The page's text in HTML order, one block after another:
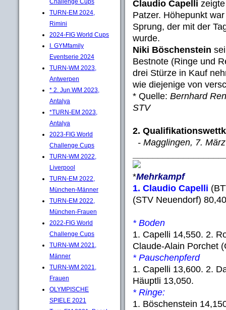
Challenge Cups
TURN-EM 2024,
Rimini
2024-FIG World Cups
I. GYMfamily
Eventserie 2024
TURN-WM 2023,
Antwerpen
* 2. Jun.WM 2023,
Antalya
*TURN-EM 2023,
Antalya
2023-FIG World
Challenge Cups
TURN-WM 2022,
Liverpool
TURN-EM 2022,
München-Männer
TURN-EM 2022,
München-Frauen
2022-FIG World
Challenge Cups
TURN-WM 2021,
Männer
TURN-WM 2021,
Frauen
OLYMPISCHE
SPIELE 2021
Claudio Capelli
Patzer. Höhepunkt
Sprung, der mit der
wurde.
Niki Böschenstein
Bestnote (Ringe und
drei Stürze in Kauf
wie diejenige von
* Quelle: Bernhard
STV
2.
- Magglingen, 7.
*Mehrkampf
1. Claudio Capelli
(STV Neuendorf)
* Boden
1. Capelli 14,550. 2.
Claude-Alain Porchet
* Pauschenpferd
1. Capelli 13,600. 2.
Häuptli 13,050.
* Ringe:
1. Böschenstein